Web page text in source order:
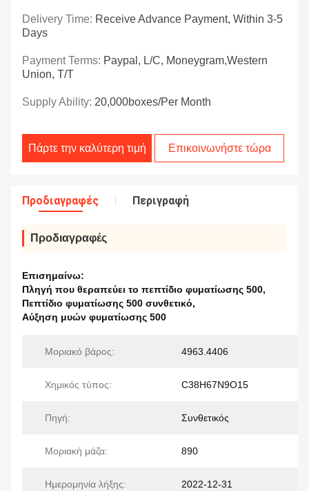
Delivery Time: Receive Advance Payment, Within 3-5
Days
Payment Terms: Paypal, L/C, Moneygram,Western
Union, T/T
Supply Ability: 20,000boxes/per Month
Πάρτε την καλύτερη τιμή Επικοινωνήστε τώρα
Προδιαγραφές Περιγραφή
Προδιαγραφές
Επισημαίνω:
Πληγή που θεραπεύει το πεπτίδιο φυματίωσης 500,
Πεπτίδιο φυματίωσης 500 συνθετικό,
Αύξηση μυών φυματίωσης 500
Μοριακό βάρος: 4963.4406
Χημικός τύπος: C38H67N9O15
Πηγή: Συνθετικός
Μοριακή μάζα: 890
Ημερομηνία λήξης: 2022-12-31